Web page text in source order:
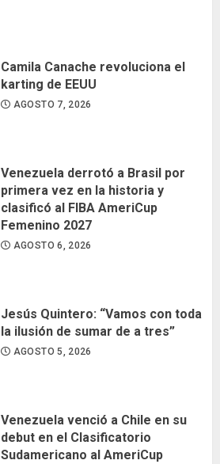
Camila Canache revoluciona el
karting de EEUU
AGOSTO 7, 2026
Venezuela derrotó a Brasil por
primera vez en la historia y
clasificó al FIBA AmeriCup
Femenino 2027
AGOSTO 6, 2026
Jesús Quintero: “Vamos con toda
la ilusión de sumar de a tres”
AGOSTO 5, 2026
Venezuela venció a Chile en su
debut en el Clasificatorio
Sudamericano al AmeriCup